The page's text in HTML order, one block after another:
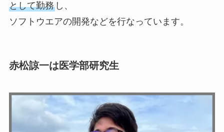
として勤務し、
ソフトウエアの開発などを行なっています。
赤松諒一は医学部研究生